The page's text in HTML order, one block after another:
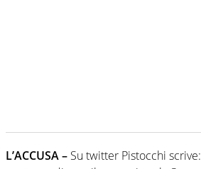
L’ACCUSA – Su twitter Pistocchi